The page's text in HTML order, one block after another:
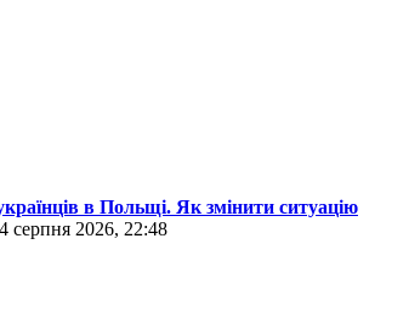
в Польщі. Як змінити ситуацію
серпня 2026, 22:48